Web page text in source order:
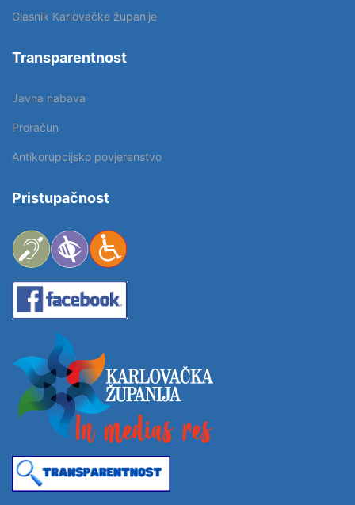
Glasnik Karlovačke županije
Transparentnost
Javna nabava
Proračun
Antikorupcijsko povjerenstvo
Pristupačnost